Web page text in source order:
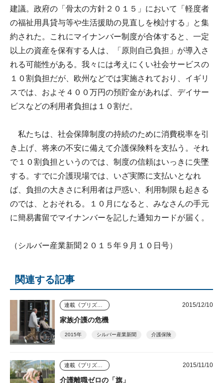
建議。政府の「骨太の方針２０１５」において「軽度者
の福祉用具貸与等や生活援助の見直しを検討する」と集
約された。これにマイナンバー制度が合体すると、一定
以上の資産を保有する人は、「原則自己負担」が導入さ
れる可能性がある。我々には考えにくい社会サービスの
１０割負担だが、欧州などでは実施されており、イギリ
スでは、およそ４００万円の預貯金があれば、デイサー
ビスなどの利用者負担は１０割だ。
私たちは、社会保障制度の持続のために消費税率を引
き上げ、将来の不安に備えて介護保険料を支払う。それ
で１０割負担というのでは、制度の信頼はいっきに失墜
する。すでに介護現場では、いざ実際に支払いとなれ
ば、負担の大きさに利用者は戸惑い、利用制限も起きる
のでは、とおそれる。１０月になると、みなさんの手元
に簡易書留でマイナンバーを記した通知カードが届く。
（シルバー産業新聞２０１５年９月１０日号）
関連する記事
2015/12/10
家族介護の危機
2015年 シルバー産業新聞 介護保険
2015/11/10
介護離職ゼロの「旗」